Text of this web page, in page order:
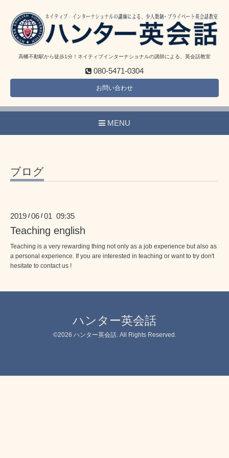
高幡不動駅から徒歩1分！ネイティブインターナショナルの講師による、英会話教室
080-5471-0304
お問い合わせ
MENU
ブログ
2019 /06 /01 09:35
Teaching english
Teaching is a very rewarding thing not only as a job experience but also as
a personal experience. If you are interested in teaching or want to try don't
hesitate to contact us !
ハンター英会話
©2026 ハンター英会話. All Rights Reserved.